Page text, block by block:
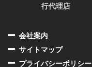
行代理店
会社案内
サイトマップ
プライバシーポリシー